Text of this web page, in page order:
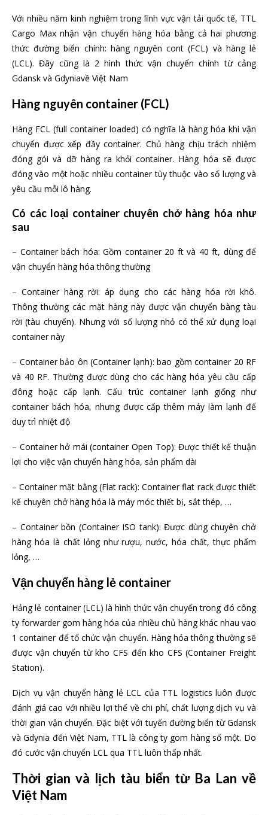
Với nhiều năm kinh nghiệm trong lĩnh vực vận tải quốc tế, TTL
Cargo Max nhận vận chuyển hàng hóa bằng cả hai phương
thức đường biển chính: hàng nguyên cont (FCL) và hàng lẻ
(LCL). Đây cũng là 2 hình thức vận chuyển chính từ cảng
Gdansk và Gdyniavề Việt Nam
Hàng nguyên container (FCL)
Hàng FCL (full container loaded) có nghĩa là hàng hóa khi vận
chuyển được xếp đầy container. Chủ hàng chịu trách nhiệm
đóng gói và dỡ hàng ra khỏi container. Hàng hóa sẽ được
đóng vào một hoặc nhiều container tùy thuộc vào số lượng và
yêu cầu mỗi lô hàng.
Có các loại container chuyên chở hàng hóa như
sau
– Container bách hóa: Gồm container 20 ft và 40 ft, dùng để
vận chuyển hàng hóa thông thường
– Container hàng rời: áp dụng cho các hàng hóa rời khô.
Thông thường các mặt hàng này được vận chuyển bàng tàu
rời (tàu chuyến). Nhưng với số lượng nhỏ có thể xử dụng loại
container này
– Container bảo ôn (Container lạnh): bao gồm container 20 RF
và 40 RF. Thường được dùng cho các hàng hóa yêu cầu cấp
đông hoặc cấp lạnh. Cấu trúc container lạnh giống như
container bách hóa, nhưng được cấp thêm máy làm lạnh để
duy trì nhiệt độ
– Container hở mái (container Open Top): Được thiết kế thuận
lợi cho việc vận chuyển hàng hóa, sản phẩm dài
– Container mặt bằng (Flat rack): Container flat rack được thiết
kế chuyên chở hàng hóa là máy móc thiết bị, sắt thép, …
– Container bồn (Container ISO tank): Được dùng chuyên chở
hàng hóa là chất lỏng như rượu, nước, hóa chất, thực phẩm
lỏng, …
Vận chuyển hàng lẻ container
Hảng lẻ container (LCL) là hình thức vận chuyển trong đó công
ty forwarder gom hàng hóa của nhiều chủ hàng khác nhau vao
1 container để tổ chức vận chuyển. Hàng hóa thông thường sẽ
được vận chuyển từ kho CFS đến kho CFS (Container Freight
Station).
Dịch vụ vận chuyển hàng lẻ LCL của TTL logistics luôn được
đánh giá cao với nhiều lợi thế về chi phí, chất lượng dịch vụ và
thời gian vận chuyển. Đặc biệt với tuyến đường biển từ Gdansk
và Gdynia đến Việt Nam, TTL là công ty gom hàng số một. Do
đó cước vận chuyển LCL qua TTL luôn thấp nhất.
Thời gian và lịch tàu biển từ Ba Lan về
Việt Nam